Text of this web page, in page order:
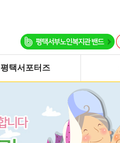
평택서포터즈